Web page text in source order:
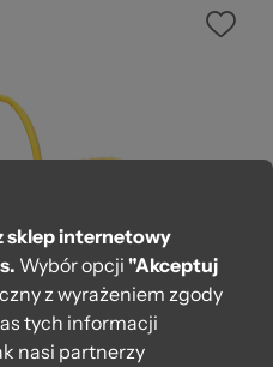
sklep internetowy
Wybór opcji "Akceptuj
z wyrażeniem zgody
tych informacji
nasi partnerzy